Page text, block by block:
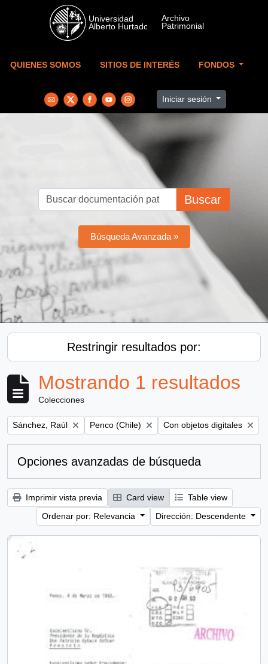
Skip to main content
QUIENES SOMOS SITIOS DE INTERÉS FONDOS
Iniciar sesión
Buscar
Búsqueda Avanzada »
Restringir resultados por:
Mostrando 1 resultados
Colecciones
Remove filter:
Sánchez, Raúl Remove filter:
Penco (Chile) Remove filter:
Con objetos digitales
Opciones avanzadas de búsqueda
Imprimir vista previa Card view
Table view
Ordenar por: Relevancia
Dirección: Descendente